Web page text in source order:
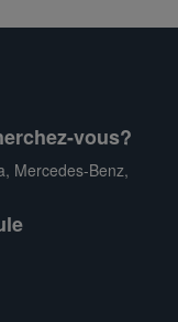
vous?
, Mercedes-Benz,